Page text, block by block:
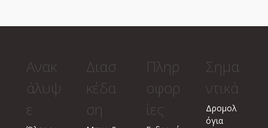
Ανακ
άλυψ
ε
Διασ
κέδα
ση
Πληρ
οφορ
ίες
Σημα
ντικά
Δρομολ
όγια